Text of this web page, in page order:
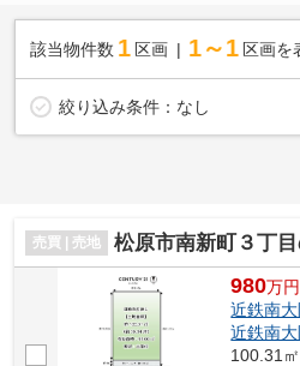
該当物件数 1 区画 1～1 区画を
絞り込み条件： なし
売買 | 売地 松原市南新町３丁
980万円
近鉄南
近鉄南
100.31